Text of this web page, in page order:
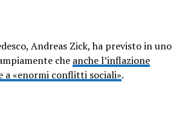
Andreas Zick, ha previsto in uno
che anche l’inflazione
a «enormi conflitti sociali».